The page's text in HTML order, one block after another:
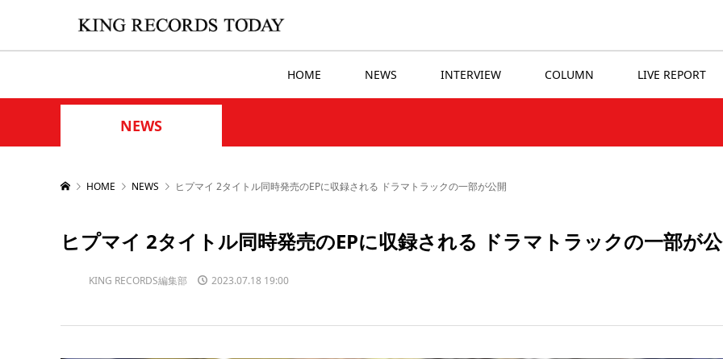
HOME NEWS INTERVIEW COLUMN LIVE REPORT
NEWS
HOME NEWS ヒプマイ 2タイトル同時発売のEPに収録される ドラマトラックの一部が公開
ヒプマイ 2タイトル同時発売のEPに収録される ドラマトラックの一部が
KING RECORDS編集部 2023.07.18 19:00